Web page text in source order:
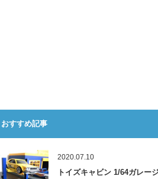
おすすめ記事
2020.07.10
トイズキャビン 1/64ガレー